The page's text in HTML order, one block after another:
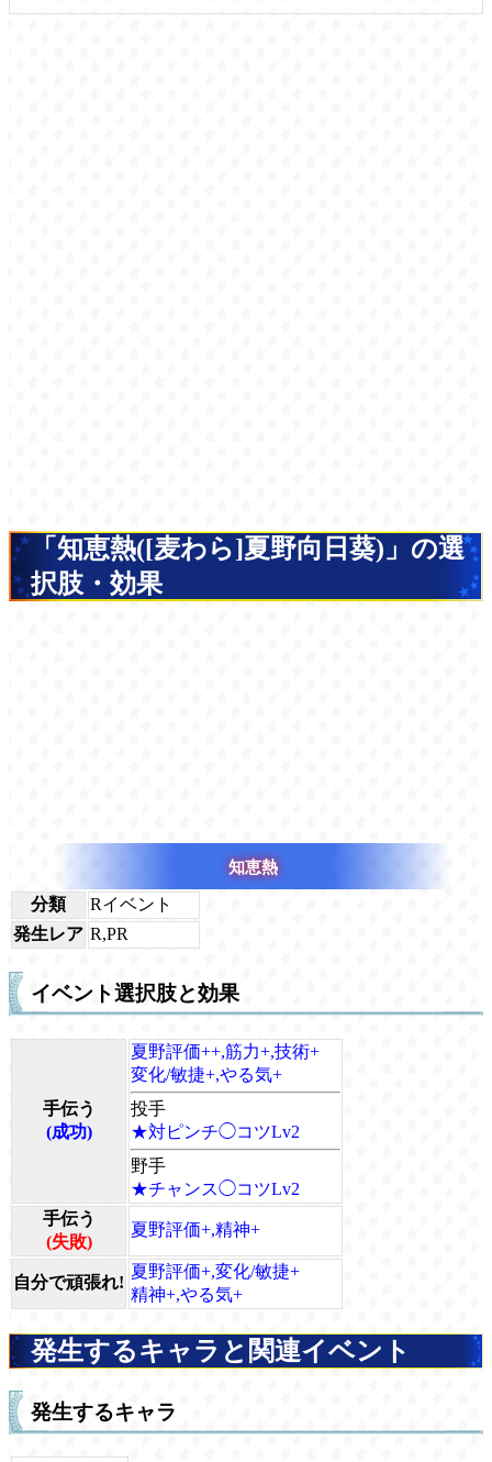
「知恵熱([麦わら]夏野向日葵)」の選
択肢・効果
知恵熱
分類
Rイベント
発生レア R,PR
イベント選択肢と効果
手伝う
(成功)
夏野評価++,筋力+,技術+
変化/敏捷+,やる気+
投手
★対ピンチ◯コツLv2
野手
★チャンス◯コツLv2
手伝う
(失敗)
夏野評価+,精神+
自分で頑張れ!
夏野評価+,変化/敏捷+
精神+,やる気+
発生するキャラと関連イベント
発生するキャラ